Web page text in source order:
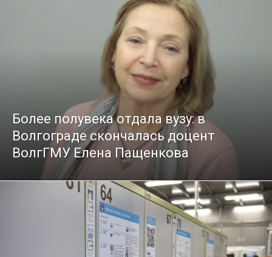
Более полувека отдала вузу: в
Волгограде скончалась доцент
ВолгГМУ Елена Пащенкова